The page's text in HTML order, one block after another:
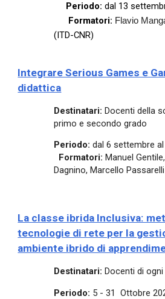
Periodo: dal 13
Formatori: Flavio
(ITD-CNR)
Integrare Serious Games e
didattica
Destinatari: Docenti della
primo e secondo grado
Periodo: dal 6
Formatori: Manuel
Dagnino, Marcello
La classe ibrida Inclusiva:
tecnologie di rete per la
ambiente ibrido di
Destinatari: Docenti di
Periodo: 5 - 31